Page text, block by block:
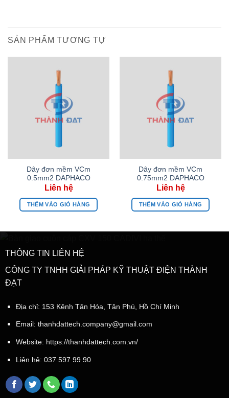
SẢN PHẨM TƯƠNG TỰ
Dây đơn mềm VCm
0.5mm2 DAPHACO
THÊM VÀO GIỎ HÀNG
Dây đơn mềm VCm
0.75mm2 DAPHACO
THÊM VÀO GIỎ HÀNG
THÔNG TIN LIÊN HỆ
CÔNG TY TNHH GIẢI PHÁP KỸ THUẬT ĐIỆN THÀNH
ĐẠT
Địa chỉ: 153 Kênh Tân Hóa, Tân Phú, Hồ Chí Minh
Email: thanhdattech.company@gmail.com
Website: https://thanhdattech.com.vn/
Liên hệ: 037 597 99 90